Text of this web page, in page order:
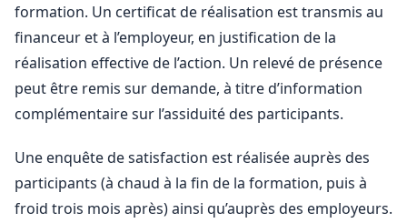
formation. Un certificat de réalisation est transmis au
financeur et à l’employeur, en justification de la
réalisation effective de l’action. Un relevé de présence
peut être remis sur demande, à titre d’information
complémentaire sur l’assiduité des participants.
Une enquête de satisfaction est réalisée auprès des
participants (à chaud à la fin de la formation, puis à
froid trois mois après) ainsi qu’auprès des employeurs.